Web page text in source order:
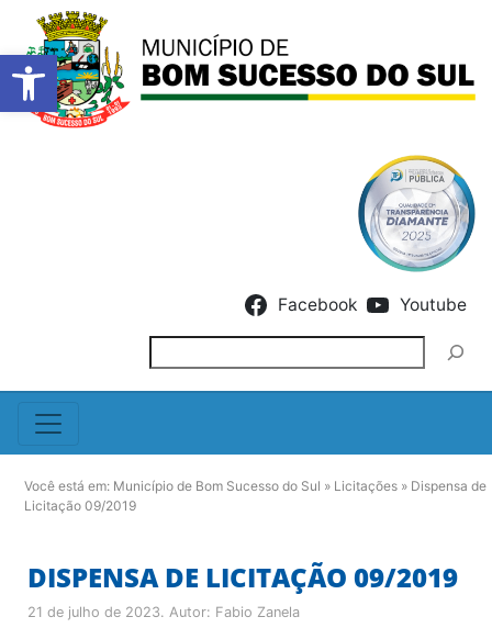
Barra de Ferramentas
Facebook Youtube
Você está em: Município de Bom Sucesso do Sul » Licitações » Dispensa de
Licitação 09/2019
DISPENSA DE LICITAÇÃO 09/2019
21 de julho de 2023. Autor: Fabio Zanela